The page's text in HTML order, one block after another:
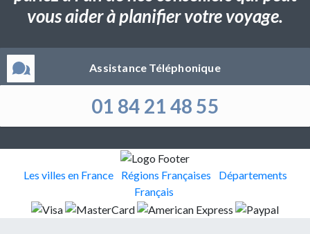
vous aider à planifier votre voyage.
Assistance Téléphonique
01 84 21 48 55
Les villes en France Régions Françaises
Départements
Français